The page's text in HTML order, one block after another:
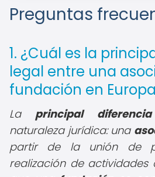
Preguntas
1. ¿Cuál es la
legal entre una
fundación en
La principal diferencia
naturaleza jurídica: una
partir de la unión de
realización de actividades